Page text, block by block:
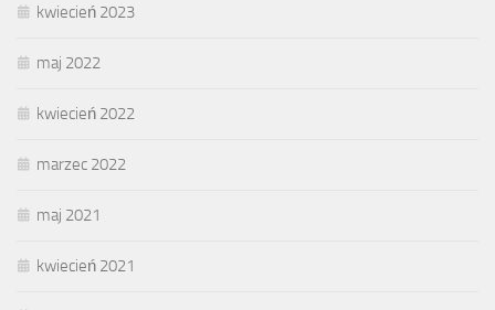
kwiecień 2023
maj 2022
kwiecień 2022
marzec 2022
maj 2021
kwiecień 2021